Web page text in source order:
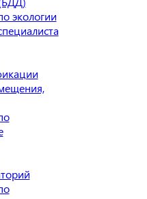
экологии